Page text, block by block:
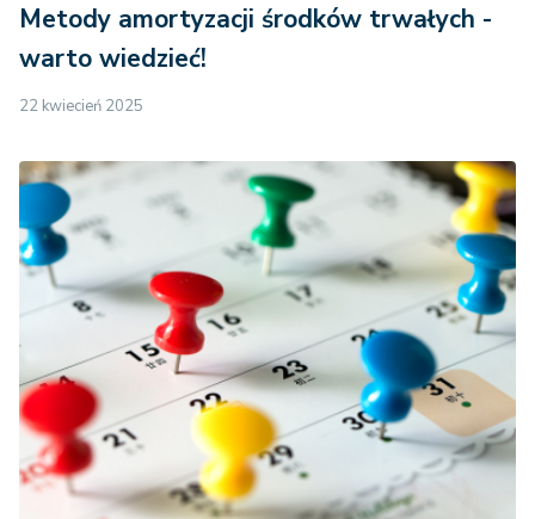
Metody amortyzacji środków trwałych -
warto wiedzieć!
22 kwiecień 2025